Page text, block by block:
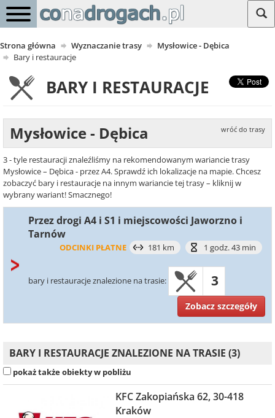
Strona główna Wyznaczanie trasy
Mysłowice - Dębica
Bary i restauracje
BARY I RESTAURACJE
Mysłowice - Dębica wróć do trasy
3 - tyle restauracji znaleźliśmy na rekomendowanym wariancie trasy
Mysłowice – Dębica - przez A4. Sprawdź ich lokalizacje na mapie. Chcesz
zobaczyć bary i restauracje na innym wariancie tej trasy – kliknij w
wybrany wariant! Smacznego!
Przez drogi A4 i S1 i miejscowości Jaworzno i
Tarnów
ODCINKI PŁATNE 181 km 1 godz. 43 min
bary i restauracje znalezione na trasie: 3
Zobacz szczegóły
BARY I RESTAURACJE ZNALEZIONE NA TRASIE (3)
pokaż także obiekty w pobliżu
KFC Zakopiańska 62, 30-418
Kraków